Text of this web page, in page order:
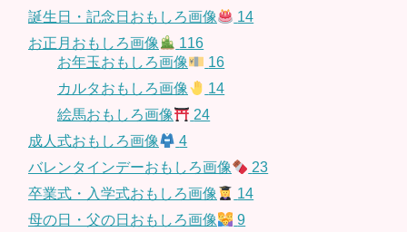
誕生日・記念日おもしろ画像
14
お正月おもしろ画像
116
お年玉おもしろ画像
16
カルタおもしろ画像
14
絵馬おもしろ画像
24
成人式おもしろ画像
4
バレンタインデーおもしろ画像
23
卒業式・入学式おもしろ画像
14
母の日・父の日おもしろ画像
9